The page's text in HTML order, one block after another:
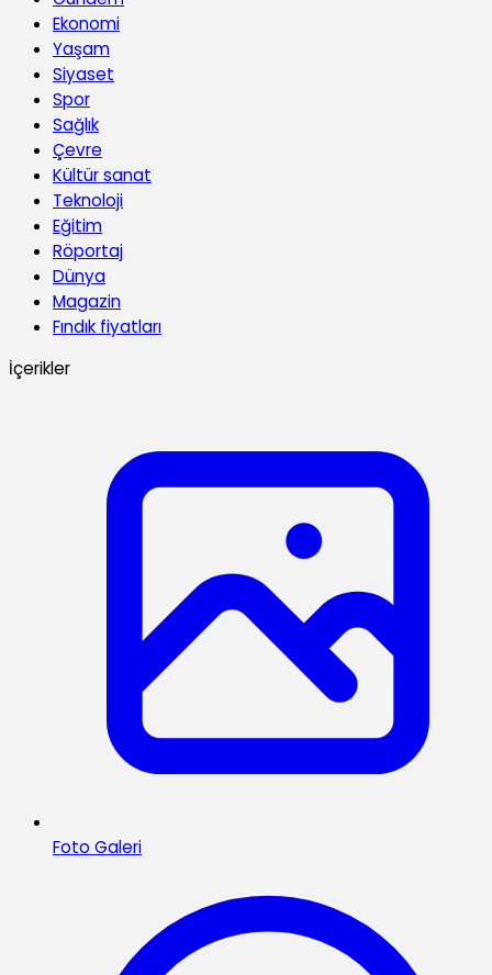
Ekonomi
Yaşam
Siyaset
Spor
Sağlık
Çevre
Kültür sanat
Teknoloji
Eğitim
Röportaj
Dünya
Magazin
Fındık fiyatları
İçerikler
Foto Galeri